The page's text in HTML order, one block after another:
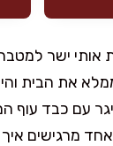
אותי ישר
את הבית
עם כבד עוף
מרגישים